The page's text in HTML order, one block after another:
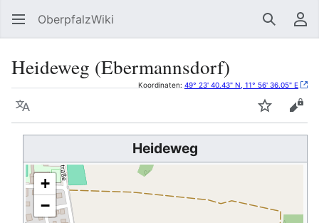
OberpfalzWiki Suchen
Heideweg (Ebermannsdorf)
Sprache
Koordinaten: 49° 23' 40.43" N, 11° 56' 36.05" E
Heideweg
+
−